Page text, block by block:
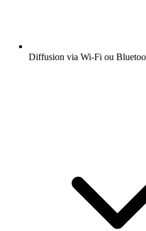
Diffusion via Wi-Fi ou